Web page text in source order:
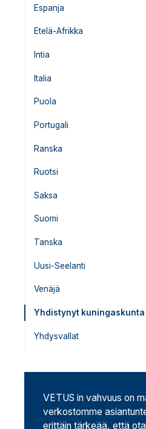
Espanja
Etelä-Afrikka
Intia
Italia
Puola
Portugali
Ranska
Ruotsi
Saksa
Suomi
Tanska
Uusi-Seelanti
Venäjä
Yhdistynyt kuningaskunta
Yhdysvallat
VETUS in vahvuus on
verkostomme
erittäin tärkeää, että